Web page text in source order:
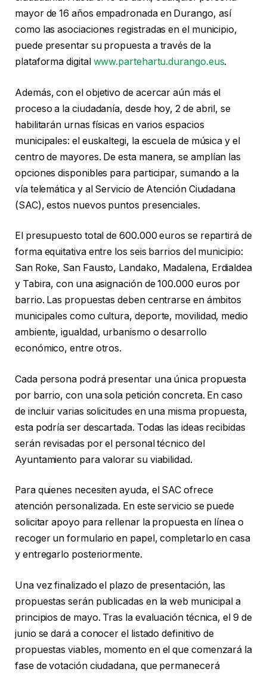
mayor de 16 años empadronada en Durango, así
como las asociaciones registradas en el municipio,
puede presentar su propuesta a través de la
plataforma digital www.partehartu.durango.eus.
Además, con el objetivo de acercar aún más el
proceso a la ciudadanía, desde hoy, 2 de abril, se
habilitarán urnas físicas en varios espacios
municipales: el euskaltegi, la escuela de música y el
centro de mayores. De esta manera, se amplían las
opciones disponibles para participar, sumando a la
vía telemática y al Servicio de Atención Ciudadana
(SAC), estos nuevos puntos presenciales.
El presupuesto total de 600.000 euros se repartirá de
forma equitativa entre los seis barrios del municipio:
San Roke, San Fausto, Landako, Madalena, Erdialdea
y Tabira, con una asignación de 100.000 euros por
barrio. Las propuestas deben centrarse en ámbitos
municipales como cultura, deporte, movilidad, medio
ambiente, igualdad, urbanismo o desarrollo
económico, entre otros.
Cada persona podrá presentar una única propuesta
por barrio, con una sola petición concreta. En caso
de incluir varias solicitudes en una misma propuesta,
esta podría ser descartada. Todas las ideas recibidas
serán revisadas por el personal técnico del
Ayuntamiento para valorar su viabilidad.
Para quienes necesiten ayuda, el SAC ofrece
atención personalizada. En este servicio se puede
solicitar apoyo para rellenar la propuesta en línea o
recoger un formulario en papel, completarlo en casa
y entregarlo posteriormente.
Una vez finalizado el plazo de presentación, las
propuestas serán publicadas en la web municipal a
principios de mayo. Tras la evaluación técnica, el 9 de
junio se dará a conocer el listado definitivo de
propuestas viables, momento en el que comenzará la
fase de votación ciudadana, que permanecerá